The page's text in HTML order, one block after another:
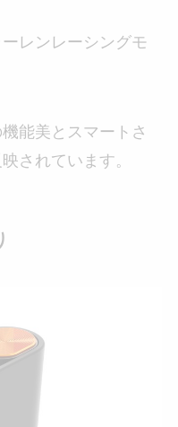
レンレーシングモ
能美とスマートさ
されています。